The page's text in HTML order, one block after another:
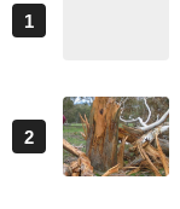
1
2